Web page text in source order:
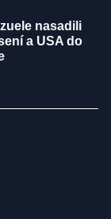
nasadili
a USA do